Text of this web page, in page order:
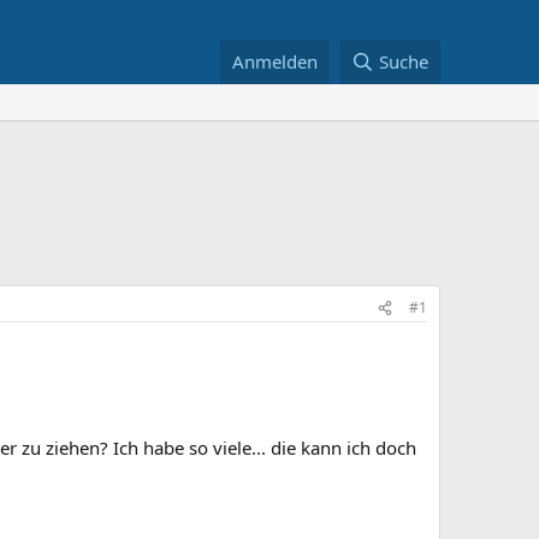
Anmelden Suche
#1
zu ziehen? Ich habe so viele... die kann ich doch